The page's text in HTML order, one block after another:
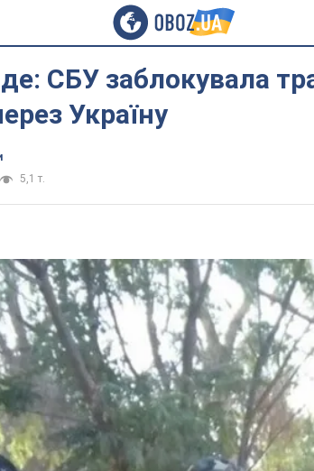
СБУ заблокувала
Україну
5,1 т.